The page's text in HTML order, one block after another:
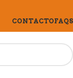
CONTACTOFAQS